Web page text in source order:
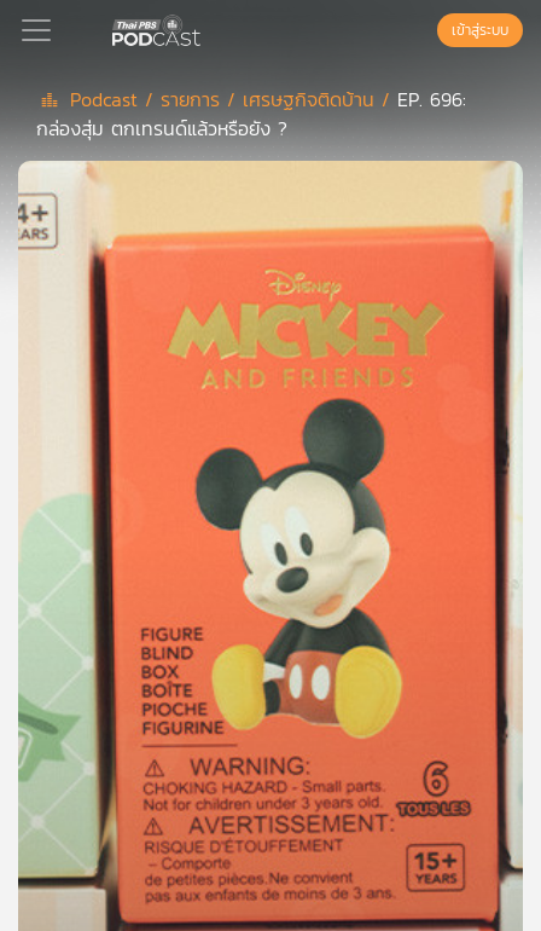
Podcast
เพล
ย์
ของ
บทความ
ข่าว
กิจกรรม
เข้าสู่ระบบ
Podcast / รายการ / เศรษฐกิจติดบ้าน / EP. 696:
กล่องสุ่ม ตกเทรนด์แล้วหรือยัง ?